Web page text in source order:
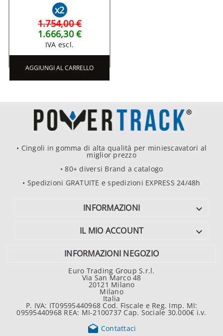
x2
1.754,00 €
1.666,30 €
IVA escl.
AGGIUNGI AL CARRELLO
• Cingoli in gomma di alta qualità per miniescavatori al
miglior prezzo
• 80+ diversi Brand a catalogo
• Spedizioni GRATUITE e spedizioni EXPRESS 24/48h
INFORMAZIONI 
IL MIO ACCOUNT 
INFORMAZIONI NEGOZIO
Euro Trading Group S.r.l.
Via San Marco 48
20121 Milano
Milano
Italia
P. IVA: IT09595440968 Cod. Fiscale e Reg. Imp. MI:
09595440968 REA: MI-2100737 Cap. Sociale 30.000€ i.v.
 Contattaci